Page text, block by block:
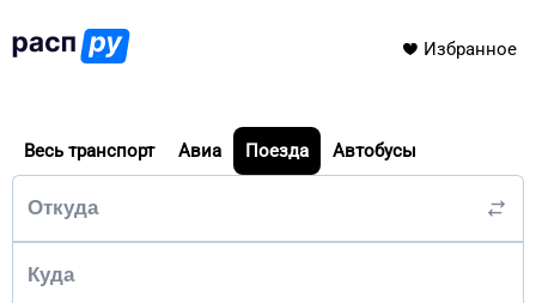
Избранное
Весь транспорт Авиа Поезда Автобусы